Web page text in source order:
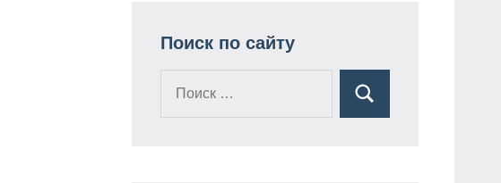
Поиск по сайту
Поиск